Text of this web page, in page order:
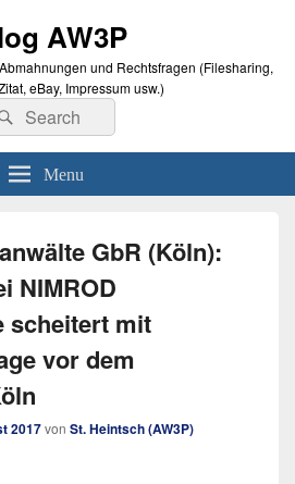
AW3P
und Rechtsfragen (Filesharing,
eBay, Impressum usw.)
Suche
Menu
GbR (Köln):
NIMROD
scheitert mit
vor dem
2017von St. Heintsch (AW3P)